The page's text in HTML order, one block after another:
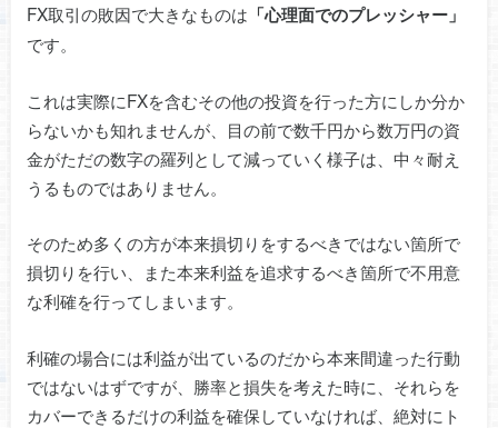
FX取引の敗因で大きなものは 「心理面でのプレッシャー」
です。
これは実際にFXを含むその他の投資を行った方にしか分か
らないかも知れませんが、目の前で数千円から数万円の資
金がただの数字の羅列として減っていく様子は、中々耐え
うるものではありません。
そのため多くの方が本来損切りをするべきではない箇所で
損切りを行い、また本来利益を追求するべき箇所で不用意
な利確を行ってしまいます。
利確の場合には利益が出ているのだから本来間違った行動
ではないはずですが、勝率と損失を考えた時に、それらを
カバーできるだけの利益を確保していなければ、絶対にト